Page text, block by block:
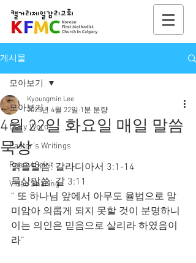
게시물
모아보기
Daily Word
Pastor's Writings
Poem4Spirit
Video Sharing
모아보기
4월 22일 화요일 매일 말씀
묵상
Kyoungmin Lee
2025년 4월 22일 1분 분량
읽을말씀: 갈라디아서 3:1-14
묵상말씀: 갈 3:11
“ 또 하나님 앞에서 아무도 율법으로 말
미암아 의롭게 되지 못할 것이 분명하니
이는 의인은 믿음으로 살리라 하였음이
라”